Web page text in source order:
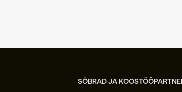
SÕBRAD JA